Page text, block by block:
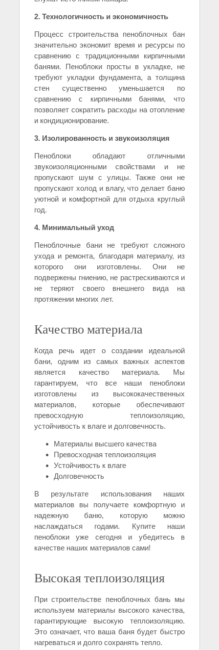
2. Технологичность и экономичность
Процесс строительства пеноблочных бан
значительно экономит время и ресурсы по
сравнению с традиционными кирпичными
банями. Пеноблоки просты в укладке, не
требуют укладки фундамента, а толщина
стен существенно уменьшается по
сравнению с кирпичными банями, что
позволяет сократить расходы на отопление
и кондиционирование.
3. Изолированность и звукоизоляция
Пеноблоки обладают отличными
звукоизоляционными свойствами и не
пропускают шум с улицы. Также они не
пропускают холод и влагу, что делает баню
уютной и комфортной для отдыха круглый
год.
4. Минимальный уход
Пеноблочные бани не требуют сложного
ухода и ремонта, благодаря материалу, из
которого они изготовлены. Они не
подвержены гниению, не растрескиваются и
не теряют своего внешнего вида на
протяжении многих лет.
Качество материала
Когда речь идет о создании идеальной
бани, одним из самых важных аспектов
является качество материала. Мы
гарантируем, что все наши пеноблоки
изготовлены из высококачественных
материалов, которые обеспечивают
превосходную теплоизоляцию,
устойчивость к влаге и долговечность.
Материалы высшего качества
Превосходная теплоизоляция
Устойчивость к влаге
Долговечность
В результате использования наших
материалов вы получаете комфортную и
надежную баню, которую можно
наслаждаться годами. Купите наши
пеноблоки уже сегодня и убедитесь в
качестве наших материалов сами!
Высокая теплоизоляция
При строительстве пеноблочных бань мы
используем материалы высокого качества,
гарантирующие высокую теплоизоляцию.
Это означает, что ваша баня будет быстро
нагреваться и долго сохранять тепло.